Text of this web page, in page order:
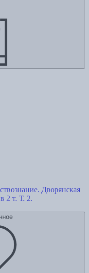
Дворянская
2 т. Т. 2.